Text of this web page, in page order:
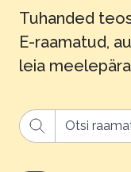
Tuhanded
E-raamatud,
leia